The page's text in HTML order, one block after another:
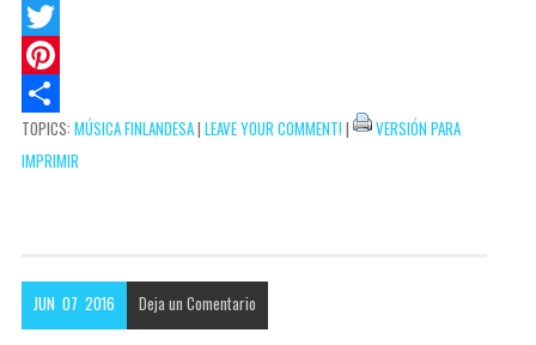
t
s
A
p
p
c
k
e
t
m
a
l
F
a
c
e
b
k
T
w
i
t
r
P
i
n
r
e
C
o
a
r
TOPICS: MÚSICA FINLANDESA| LEAVE YOUR COMMENT!|
VERSIÓN PARA
IMPRIMIR
JUN 07 2016 Deja un Comentario